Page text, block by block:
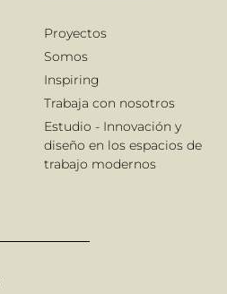
Proyectos
Somos
Inspiring
Trabaja con nosotros
Estudio - Innovación y
diseño en los espacios de
trabajo modernos